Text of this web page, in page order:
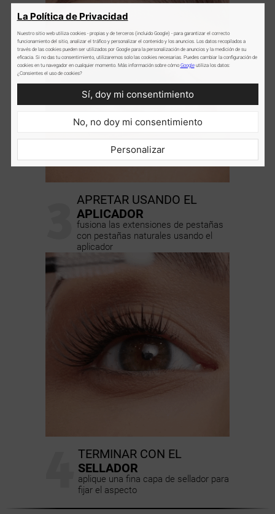
APRETAR USANDO EL
APLICADOR
fusiona las extensiones de pestañas
con pestañas naturales usando el
aplicador
TERMINAR CON EL
SELLADOR
aplique una fina capa de sellador para
fijar el aspecto
La Política de Privacidad
Nuestro sitio web utiliza cookies - propias y de terceros (incluido Google) - para garantizar el correcto
funcionamiento del sitio, analizar el tráfico y personalizar el contenido y los anuncios. Los datos recopilados a
través de las cookies pueden ser utilizados por Google para la personalización de anuncios y la medición de su
eficacia. Si no das tu consentimiento, utilizaremos solo las cookies necesarias. Puedes cambiar la configuración de
cookies en tu navegador en cualquier momento. Más información sobre cómo Googleutiliza los datos:
¿Consientes el uso de cookies?
Sí, doy mi consentimiento
No, no doy mi consentimiento
Personalizar